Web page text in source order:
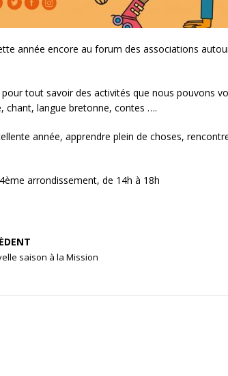
année encore au forum des associations
tout savoir des activités que nous pouvons
chant, langue bretonne, contes ….
année, apprendre plein de choses,
arrondissement, de 14h à 18h
saison à la Mission